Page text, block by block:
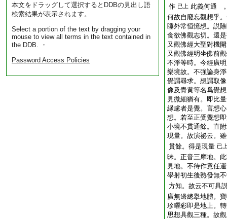
本文をドラッグして選択するとDDBの見出し語
検索結果が表示されます。
Select a portion of the text by dragging your
mouse to view all terms in the text contained in
the DDB. ・
Password Access Policies
作 已上 此義何通
何故自廢忘觀想乎
睡外常恒憶想。説
食欲佛觀志切。還
又觀佛經大聖對機
又觀佛經明坐佛前
不淨等時。今經廣
樂境故。不強論身
覺謂尋求。想謂取
像及青黄等名爲覺
見微細猶有。即比
縁慮者是覺。言想
想。若至正受覺想
小境不貫通餘。直
現量。故演祕云。
貫餘。得是現量 已
昧。正音三摩地。
見地。不待作意任
學射初生後熟發無
方知。故云不可具
廣無邊總擧地體。
珍曜彩即是地上。
思想具觀三種。故